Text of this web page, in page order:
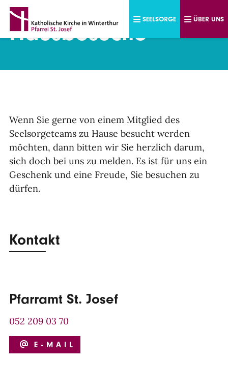
Direkt zum Inhalt
SEELSORGE ÜBER UNS
Hausbesuche
Wenn Sie gerne von einem Mitglied des
Seelsorgeteams zu Hause besucht werden
möchten, dann bitten wir Sie herzlich darum,
sich doch bei uns zu melden. Es ist für uns ein
Geschenk und eine Freude, Sie besuchen zu
dürfen.
Kontakt
Pfarramt St. Josef
052 209 03 70
E-MAIL